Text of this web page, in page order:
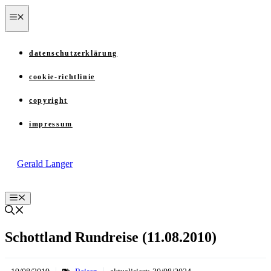
Zum
Inhalt
springen
datenschutzerklärung
cookie-richtlinie
copyright
impressum
Gerald Langer
Menü
Schottland Rundreise (11.08.2010)